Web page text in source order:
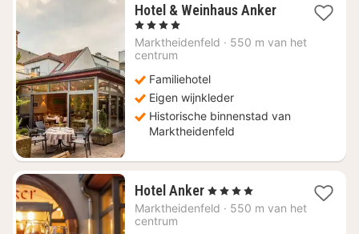
Hotel & Weinhaus Anker1
vanaf
, 4 Sterren
Marktheidenfeld · 550 m van het
centrum
Familiehotel
Eigen wijnkleder
Historische binnenstad van
Marktheidenfeld
Hotel Anker1
nacht
, 4 Sterren
Marktheidenfeld · 550 m van het
centrum